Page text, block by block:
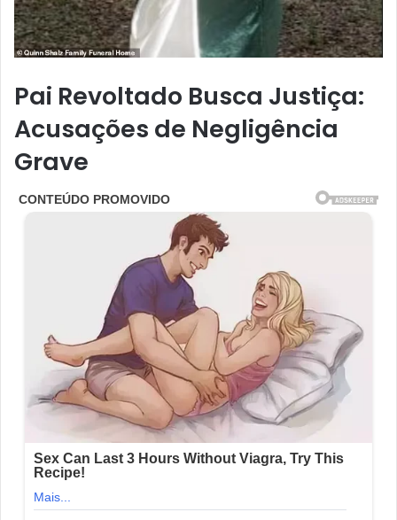
Pai Revoltado Busca Justiça:
Acusações de Negligência
Grave